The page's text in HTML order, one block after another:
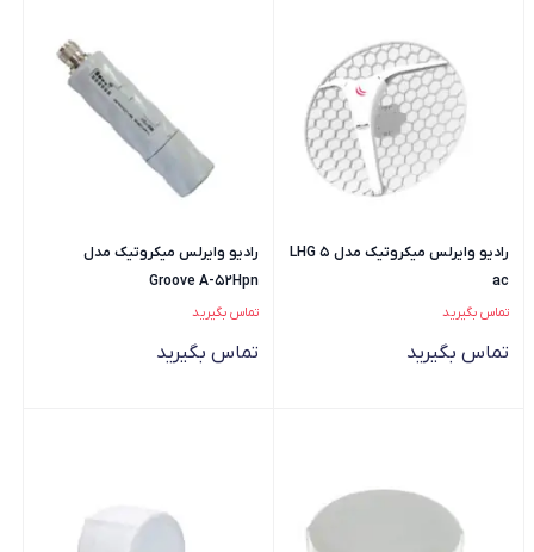
رادیو وایرلس میکروتیک مدل LHG 5
ac
تماس بگیرید
تماس بگیرید
رادیو وایرلس میکروتیک مدل
Groove A-52Hpn
تماس بگیرید
تماس بگیرید